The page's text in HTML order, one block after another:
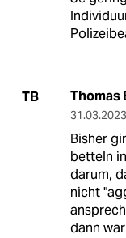
TB Thomas
31.03.2023
Bisher
betteln
darum,
nicht
dann